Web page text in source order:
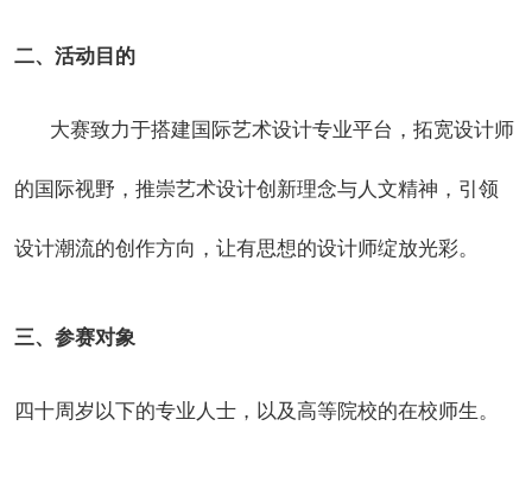
二、活动目的
大赛致力于搭建国际艺术设计专业平台，拓宽设计师
的国际视野，推崇艺术设计创新理念与人文精神，引领
设计潮流的创作方向，让有思想的设计师绽放光彩。
三、参赛对象
四十周岁以下的专业人士，以及高等院校的在校师生。